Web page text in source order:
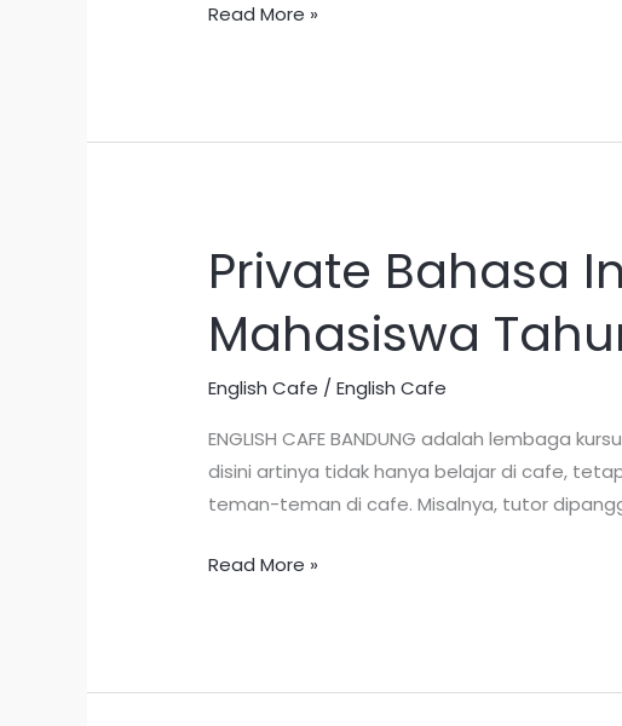
Read More »
Private Bahasa
Mahasiswa
English Cafe /English Cafe
ENGLISH CAFE BANDUNG adalah lembaga
disini artinya tidak hanya belajar di cafe,
teman-teman di cafe. Misalnya, tutor
Private
Bahasa
Inggris
di
Bandung
Mahasiswa
Tahun
Ini
Read More »